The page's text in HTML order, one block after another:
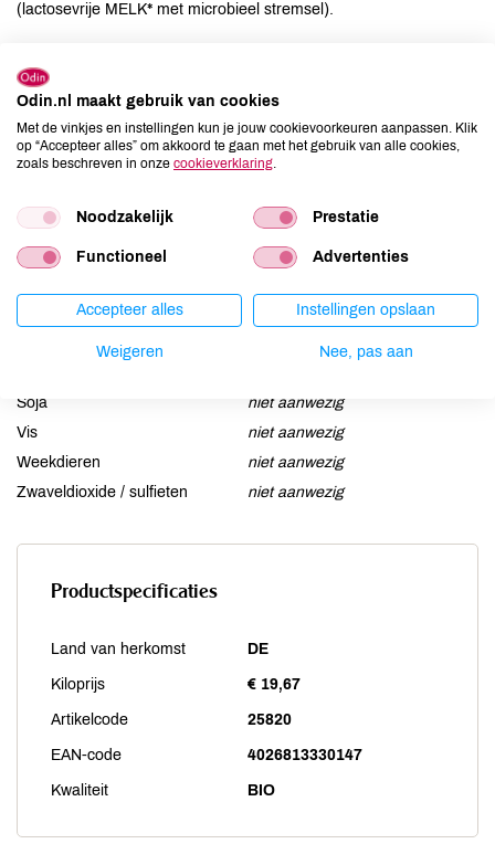
(lactosevrije MELK* met microbieel stremsel).
Allergenen
Aardnoten
niet aanwezig
Ei
niet aanwezig
Gluten
niet aanwezig
Lupine
niet aanwezig
Mosterd
niet aanwezig
Schaaldieren
niet aanwezig
niet aanwezig
Soja
niet aanwezig
Vis
niet aanwezig
Weekdieren
niet aanwezig
Zwaveldioxide / sulfieten
niet aanwezig
Productspecificaties
Land van herkomst DE
Kiloprijs € 19,67
Artikelcode 25820
EAN-code 4026813330147
Kwaliteit BIO
Odin.nl maakt gebruik van cookies
Met de vinkjes en instellingen kun je jouw cookievoorkeuren aanpassen. Klik
op “Accepteer alles” om akkoord te gaan met het gebruik van alle cookies,
zoals beschreven in onze cookieverklaring
Noodzakelijk Prestatie
Functioneel Advertenties
Accepteer alles Instellingen opslaan
Weigeren Nee, pas aan